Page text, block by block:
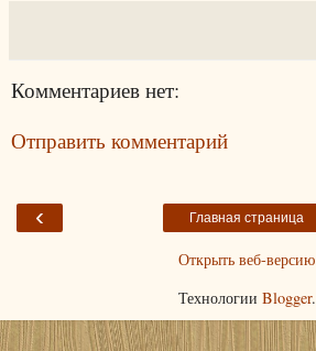
Комментариев нет:
Отправить комментарий
‹ Главная страница
Открыть веб-версию
Технологии Blogger.